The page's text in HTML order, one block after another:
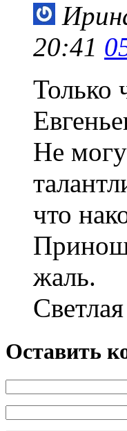
20:41
Только
Не
что
жаль.
Оставить